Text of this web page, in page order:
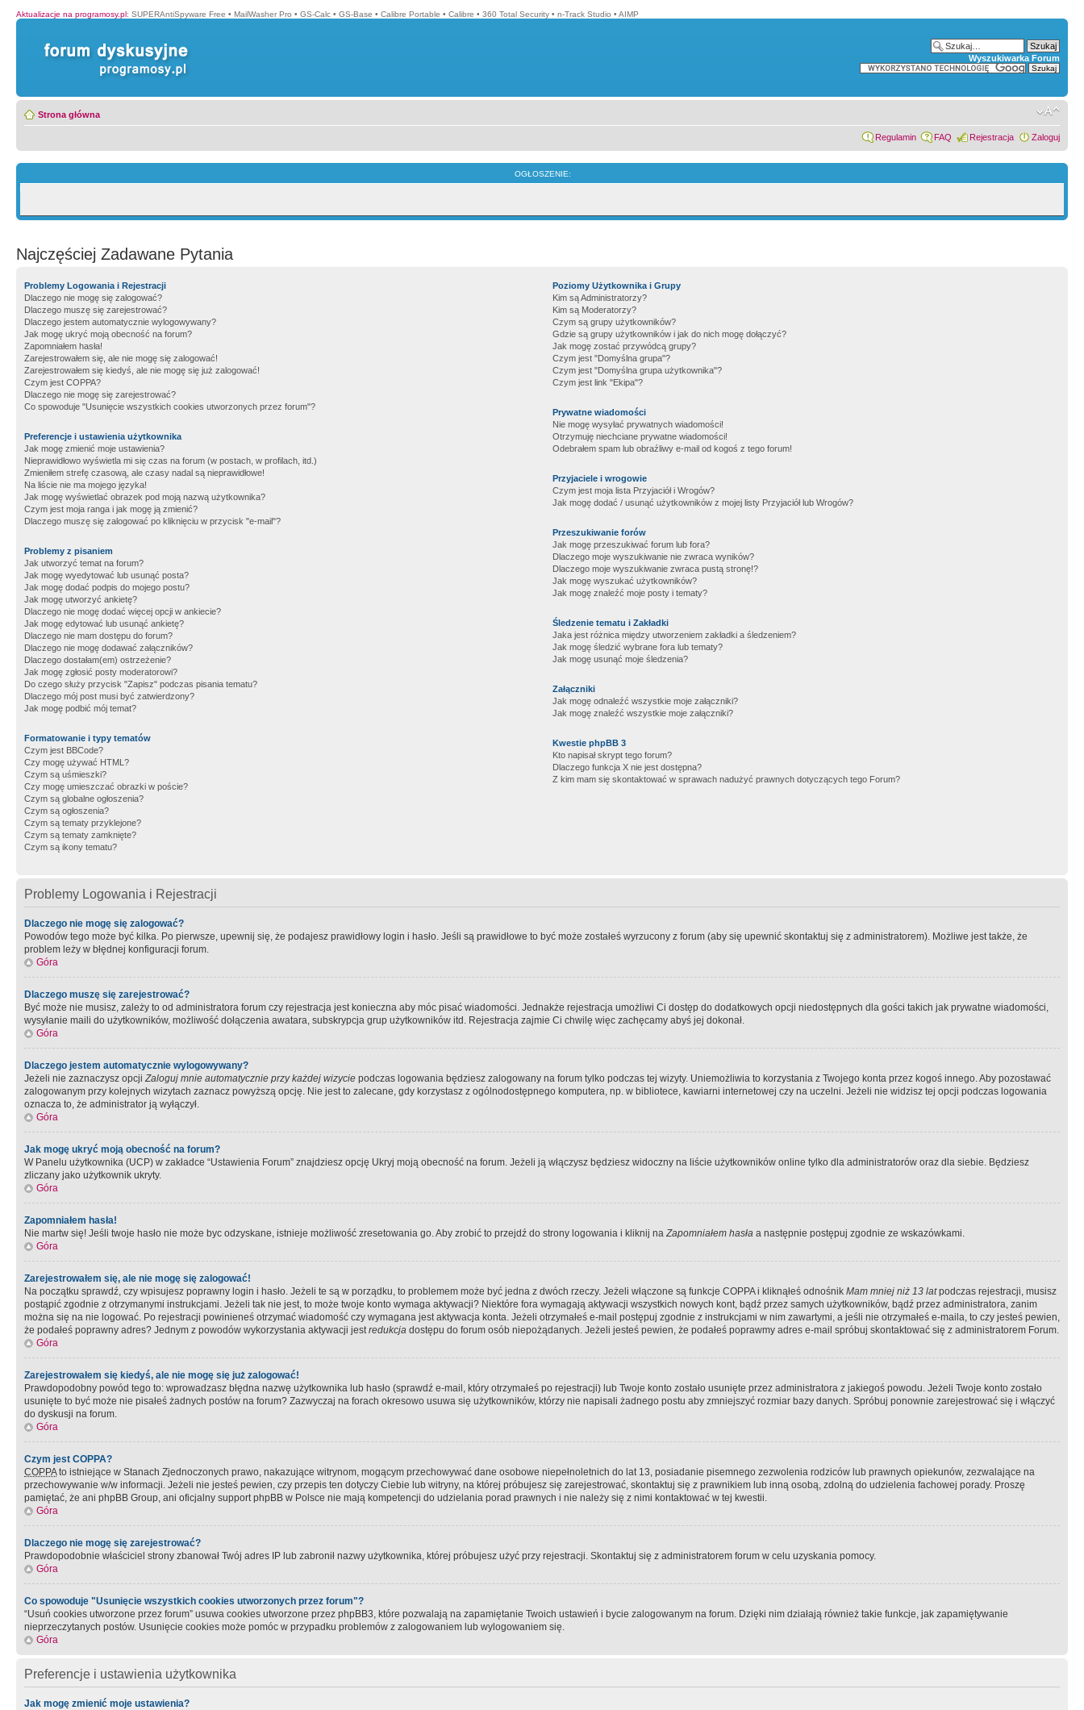
Aktualizacje na programosy.pl: SUPERAntiSpyware Free • MailWasher Pro • GS-Calc • GS-Base • Calibre Portable • Calibre • 360 Total Security • n-Track Studio • AIMP
Wyszukiwarka Forum
Strona główna
Regulamin FAQ Rejestracja Zaloguj
OGŁOSZENIE:
Najczęściej Zadawane Pytania
Problemy Logowania i Rejestracji
Dlaczego nie mogę się zalogować?
Dlaczego muszę się zarejestrować?
Dlaczego jestem automatycznie wylogowywany?
Jak mogę ukryć moją obecność na forum?
Zapomniałem hasła!
Zarejestrowałem się, ale nie mogę się zalogować!
Zarejestrowałem się kiedyś, ale nie mogę się już zalogować!
Czym jest COPPA?
Dlaczego nie mogę się zarejestrować?
Co spowoduje "Usunięcie wszystkich cookies utworzonych przez forum"?
Preferencje i ustawienia użytkownika
Jak mogę zmienić moje ustawienia?
Nieprawidłowo wyświetla mi się czas na forum (w postach, w profilach, itd.)
Zmieniłem strefę czasową, ale czasy nadal są nieprawidłowe!
Na liście nie ma mojego języka!
Jak mogę wyświetlać obrazek pod moją nazwą użytkownika?
Czym jest moja ranga i jak mogę ją zmienić?
Dlaczego muszę się zalogować po kliknięciu w przycisk "e-mail"?
Problemy z pisaniem
Jak utworzyć temat na forum?
Jak mogę wyedytować lub usunąć posta?
Jak mogę dodać podpis do mojego postu?
Jak mogę utworzyć ankietę?
Dlaczego nie mogę dodać więcej opcji w ankiecie?
Jak mogę edytować lub usunąć ankietę?
Dlaczego nie mam dostępu do forum?
Dlaczego nie mogę dodawać załączników?
Dlaczego dostałam(em) ostrzeżenie?
Jak mogę zgłosić posty moderatorowi?
Do czego służy przycisk "Zapisz" podczas pisania tematu?
Dlaczego mój post musi być zatwierdzony?
Jak mogę podbić mój temat?
Formatowanie i typy tematów
Czym jest BBCode?
Czy mogę używać HTML?
Czym są uśmieszki?
Czy mogę umieszczać obrazki w poście?
Czym są globalne ogłoszenia?
Czym są ogłoszenia?
Czym są tematy przyklejone?
Czym są tematy zamknięte?
Czym są ikony tematu?
Poziomy Użytkownika i Grupy
Kim są Administratorzy?
Kim są Moderatorzy?
Czym są grupy użytkowników?
Gdzie są grupy użytkowników i jak do nich mogę dołączyć?
Jak mogę zostać przywódcą grupy?
Czym jest "Domyślna grupa"?
Czym jest "Domyślna grupa użytkownika"?
Czym jest link "Ekipa"?
Prywatne wiadomości
Nie mogę wysyłać prywatnych wiadomości!
Otrzymuję niechciane prywatne wiadomości!
Odebrałem spam lub obraźliwy e-mail od kogoś z tego forum!
Przyjaciele i wrogowie
Czym jest moja lista Przyjaciół i Wrogów?
Jak mogę dodać / usunąć użytkowników z mojej listy Przyjaciół lub Wrogów?
Przeszukiwanie forów
Jak mogę przeszukiwać forum lub fora?
Dlaczego moje wyszukiwanie nie zwraca wyników?
Dlaczego moje wyszukiwanie zwraca pustą stronę!?
Jak mogę wyszukać użytkowników?
Jak mogę znaleźć moje posty i tematy?
Śledzenie tematu i Zakładki
Jaka jest różnica między utworzeniem zakładki a śledzeniem?
Jak mogę śledzić wybrane fora lub tematy?
Jak mogę usunąć moje śledzenia?
Załączniki
Jak mogę odnaleźć wszystkie moje załączniki?
Jak mogę znaleźć wszystkie moje załączniki?
Kwestie phpBB 3
Kto napisał skrypt tego forum?
Dlaczego funkcja X nie jest dostępna?
Z kim mam się skontaktować w sprawach nadużyć prawnych dotyczących tego Forum?
Problemy Logowania i Rejestracji
Dlaczego nie mogę się zalogować?
Powodów tego może być kilka. Po pierwsze, upewnij się, że podajesz prawidłowy login i hasło. Jeśli są prawidłowe to być może zostałeś wyrzucony z forum (aby się upewnić skontaktuj się z administratorem). Możliwe jest także, że
problem leży w błędnej konfiguracji forum.
Góra
Dlaczego muszę się zarejestrować?
Być może nie musisz, zależy to od administratora forum czy rejestracja jest konieczna aby móc pisać wiadomości. Jednakże rejestracja umożliwi Ci dostęp do dodatkowych opcji niedostępnych dla gości takich jak prywatne wiadomości,
wysyłanie maili do użytkowników, możliwość dołączenia awatara, subskrypcja grup użytkowników itd. Rejestracja zajmie Ci chwilę więc zachęcamy abyś jej dokonał.
Góra
Dlaczego jestem automatycznie wylogowywany?
Jeżeli nie zaznaczysz opcjiZaloguj mnie automatycznie przy każdej wizycie podczas logowania będziesz zalogowany na forum tylko podczas tej wizyty. Uniemożliwia to korzystania z Twojego konta przez kogoś innego. Aby pozostawać
zalogowanym przy kolejnych wizytach zaznacz powyższą opcję. Nie jest to zalecane, gdy korzystasz z ogólnodostępnego komputera, np. w bibliotece, kawiarni internetowej czy na uczelni. Jeżeli nie widzisz tej opcji podczas logowania
oznacza to, że administrator ją wyłączył.
Góra
Jak mogę ukryć moją obecność na forum?
W Panelu użytkownika (UCP) w zakładce “Ustawienia Forum” znajdziesz opcję Ukryj moją obecność na forum. Jeżeli ją włączysz będziesz widoczny na liście użytkowników online tylko dla administratorów oraz dla siebie. Będziesz
zliczany jako użytkownik ukryty.
Góra
Zapomniałem hasła!
Nie martw się! Jeśli twoje hasło nie może byc odzyskane, istnieje możliwość zresetowania go. Aby zrobić to przejdź do strony logowania i kliknij naZapomniałem hasła a następnie postępuj zgodnie ze wskazówkami.
Góra
Zarejestrowałem się, ale nie mogę się zalogować!
Na początku sprawdź, czy wpisujesz poprawny login i hasło. Jeżeli te są w porządku, to problemem może być jedna z dwóch rzeczy. Jeżeli włączone są funkcje COPPA i kliknąłeś odnośnik Mam mniej niż 13 latpodczas rejestracji, musisz
postąpić zgodnie z otrzymanymi instrukcjami. Jeżeli tak nie jest, to może twoje konto wymaga aktywacji? Niektóre fora wymagają aktywacji wszystkich nowych kont, bądź przez samych użytkowników, bądź przez administratora, zanim
można się na nie logować. Po rejestracji powinieneś otrzymać wiadomość czy wymagana jest aktywacja konta. Jeżeli otrzymałeś e-mail postępuj zgodnie z instrukcjami w nim zawartymi, a jeśli nie otrzymałeś e-maila, to czy jesteś pewien,
że podałeś poprawny adres? Jednym z powodów wykorzystania aktywacji jestredukcja dostępu do forum osób niepożądanych. Jeżeli jesteś pewien, że podałeś poprawmy adres e-mail spróbuj skontaktować się z administratorem Forum.
Góra
Zarejestrowałem się kiedyś, ale nie mogę się już zalogować!
Prawdopodobny powód tego to: wprowadzasz błędna nazwę użytkownika lub hasło (sprawdź e-mail, który otrzymałeś po rejestracji) lub Twoje konto zostało usunięte przez administratora z jakiegoś powodu. Jeżeli Twoje konto zostało
usunięte to być może nie pisałeś żadnych postów na forum? Zazwyczaj na forach okresowo usuwa się użytkowników, którzy nie napisali żadnego postu aby zmniejszyć rozmiar bazy danych. Spróbuj ponownie zarejestrować się i włączyć
do dyskusji na forum.
Góra
Czym jest COPPA?
COPPAto istniejące w Stanach Zjednoczonych prawo, nakazujące witrynom, mogącym przechowywać dane osobowe niepełnoletnich do lat 13, posiadanie pisemnego zezwolenia rodziców lub prawnych opiekunów, zezwalające na
przechowywanie w/w informacji. Jeżeli nie jesteś pewien, czy przepis ten dotyczy Ciebie lub witryny, na której próbujesz się zarejestrować, skontaktuj się z prawnikiem lub inną osobą, zdolną do udzielenia fachowej porady. Proszę
pamiętać, że ani phpBB Group, ani oficjalny support phpBB w Polsce nie mają kompetencji do udzielania porad prawnych i nie należy się z nimi kontaktować w tej kwestii.
Góra
Dlaczego nie mogę się zarejestrować?
Prawdopodobnie właściciel strony zbanował Twój adres IP lub zabronił nazwy użytkownika, której próbujesz użyć przy rejestracji. Skontaktuj się z administratorem forum w celu uzyskania pomocy.
Góra
Co spowoduje "Usunięcie wszystkich cookies utworzonych przez forum"?
“Usuń cookies utworzone przez forum” usuwa cookies utworzone przez phpBB3, które pozwalają na zapamiętanie Twoich ustawień i bycie zalogowanym na forum. Dzięki nim działają również takie funkcje, jak zapamiętywanie
nieprzeczytanych postów. Usunięcie cookies może pomóc w przypadku problemów z zalogowaniem lub wylogowaniem się.
Góra
Preferencje i ustawienia użytkownika
Jak mogę zmienić moje ustawienia?